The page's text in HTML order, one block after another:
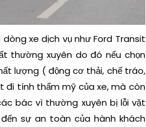
xe dịch vụ như Ford Transit
thường xuyên do đó nếu chọn
lượng ( động cơ thải, chế tráo,
đi tính thẩm mỹ của xe, mà còn
bác vì thường xuyên bị lỗi vặt
sự an toàn của hành khách